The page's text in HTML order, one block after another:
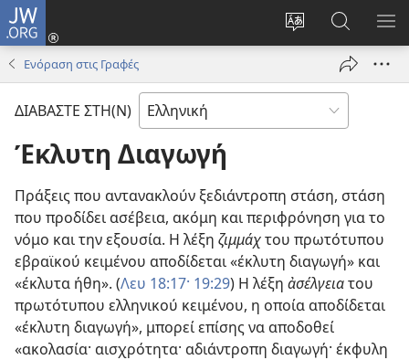
JW.ORG
Αλλαγή
γλώσσας
ιστότοπου
Σύνδεση
(ανοίγει
παράθυρο)
στο
JW.ORG
Ενόραση στις Γραφές
ΔΙΑΒΑΣΤΕ ΣΤΗ(Ν)
Έκλυτη Διαγωγή
Πράξεις που αντανακλούν ξεδιάντροπη στάση, στάση
που προδίδει ασέβεια, ακόμη και περιφρόνηση για το
νόμο και την εξουσία. Η λέξη ζιμμάχτου πρωτότυπου
εβραϊκού κειμένου αποδίδεται «έκλυτη διαγωγή» και
«έκλυτα ήθη». (Λευ 18:17· 19:29) Η λέξη ἀσέλγειατου
πρωτότυπου ελληνικού κειμένου, η οποία αποδίδεται
«έκλυτη διαγωγή», μπορεί επίσης να αποδοθεί
«ακολασία· αισχρότητα· αδιάντροπη διαγωγή· έκφυλη